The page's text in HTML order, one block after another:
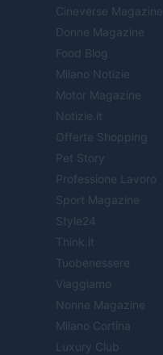
Cineverse Magazine
Donne Magazine
Food Blog
Milano Notizie
Motor Magazine
Notizie.it
Offerte Shopping
Pet Story
Professione Lavoro
Sport Magazine
Style24
Think.it
Tuobenessere
Viaggiamo
Nonne Magazine
Milano Cortina
Luxury Club